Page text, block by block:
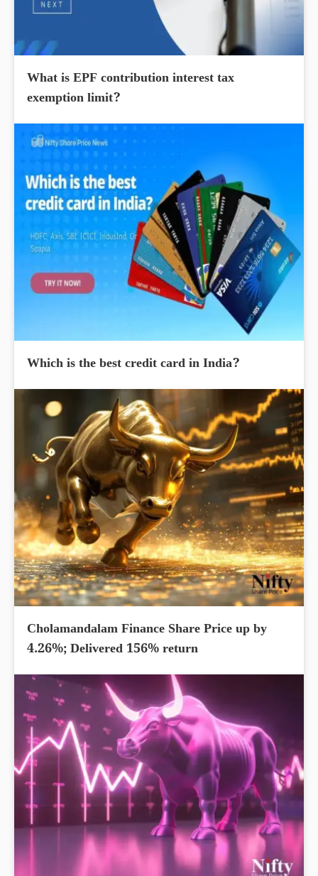
What is EPF contribution interest tax
exemption limit?
Which is the best credit card in India?
Cholamandalam Finance Share Price up by
4.26%; Delivered 156% return